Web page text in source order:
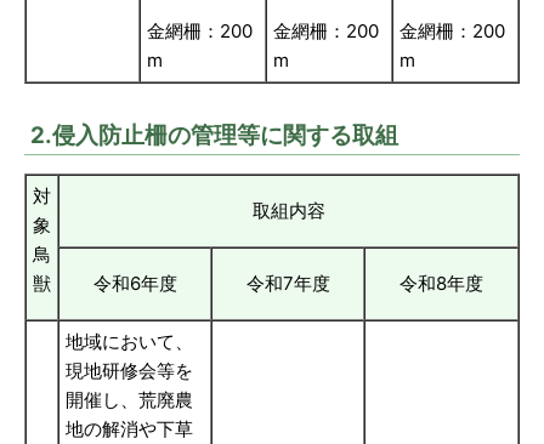
金網柵：200
m
金網柵：200
m
金網柵：200
m
2.侵入防止柵の管理等に関する取組
対
象
鳥
獣
取組内容
令和6年度 令和7年度 令和8年度
地域において、
現地研修会等を
開催し、荒廃農
地の解消や下草